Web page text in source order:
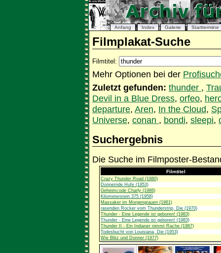
Anfang Index Galerie Starttermine
Filmplakat-Suche
Filmtitel:
Mehr Optionen bei der
Zuletzt gefunden: thunder ,
Devil in a Blue Dress, orfeo,
departure, Aren, In the Cloud,
Universe, conan , bondi, sleepi,
Suchergebnis
Die Suche im Filmposter-
Filmtitel
Crazy Thunder Road (1980)
Donnernde Hufe (1953)
Geheimcode Charly (1986)
Kilometerstein 375 (1958)
Massaker im Morgengrauen (1961)
rasenden Rocker vom Thunderstrip, Die (1970)
Thunder - Eine Legende ist geboren! (1983)
Thunder - Eine Legende ist geboren! (1983)
Thunder II - Ein Indianer nimmt Rache (1987)
Todesbucht von Louisiana, Die (1953)
Wie Blitz und Donner (1977)